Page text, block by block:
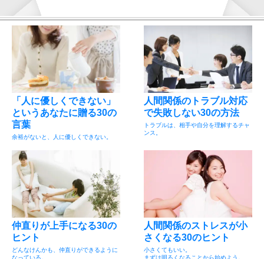
「人に優しくできない」
というあなたに贈る30の
言葉
余裕がないと、人に優しくできない。
人間関係のトラブル対応
で失敗しない30の方法
トラブルは、相手や自分を理解するチャ
ンス。
仲直りが上手になる30の
ヒント
どんなけんかも、仲直りができるように
なっている。
人間関係のストレスが小
さくなる30のヒント
小さくてもいい。
まずは明るくなることから始めよう。